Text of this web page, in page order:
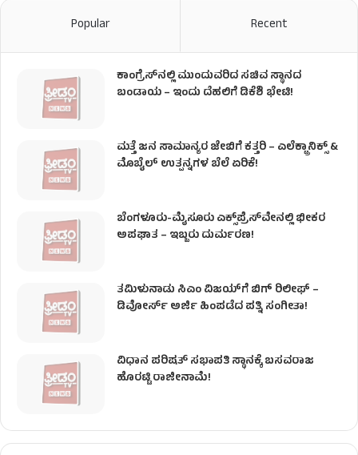
Popular Recent
ಕಾಂಗ್ರೆಸ್​ನಲ್ಲಿ ಮುಂದುವರಿದ ಸಚಿವ ಸ್ಥಾನದ
ಬಂಡಾಯ – ಇಂದು ದೆಹಲಿಗೆ ಡಿಕೆಶಿ ಭೇಟಿ!
ಮತ್ತೆ ಜನ ಸಾಮಾನ್ಯರ ಜೇಬಿಗೆ ಕತ್ತರಿ – ಎಲೆಕ್ಟ್ರಾನಿಕ್ಸ್ &
ಮೊಬೈಲ್ ಉತ್ಪನ್ನಗಳ ಬೆಲೆ ಏರಿಕೆ!
ಬೆಂಗಳೂರು-ಮೈಸೂರು ಎಕ್ಸ್‌ಪ್ರೆಸ್‌ವೇನಲ್ಲಿ ಭೀಕರ
ಅಪಘಾತ – ಇಬ್ಬರು ದುರ್ಮರಣ!
ತಮಿಳುನಾಡು ಸಿಎಂ ವಿಜಯ್‌ಗೆ ಬಿಗ್ ರಿಲೀಫ್ –
ಡಿವೋರ್ಸ್ ಅರ್ಜಿ ಹಿಂಪಡೆದ ಪತ್ನಿ ಸಂಗೀತಾ!
ವಿಧಾನ ಪರಿಷತ್ ಸಭಾಪತಿ ಸ್ಥಾನಕ್ಕೆ ಬಸವರಾಜ
ಹೊರಟ್ಟಿ ರಾಜೀನಾಮೆ!